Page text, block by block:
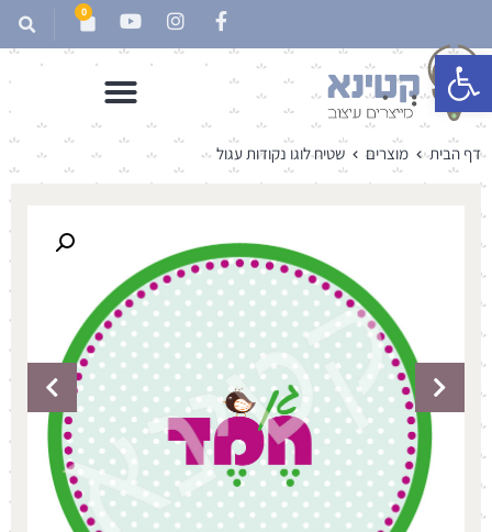
פתח סרגל נגישות
0
דף הבית מוצרים שטיח לוגו נקודות עגול